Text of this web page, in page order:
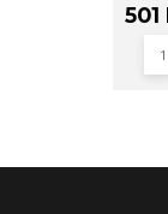
501